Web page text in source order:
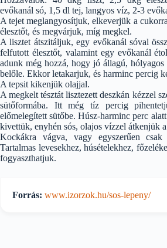
evőkanál só, 1,5 dl tej, langyos víz, 2-3
A tejet meglangyosítjuk, elkeverjük a
élesztőt, és megvárjuk, míg megkel.
A lisztet átszitáljuk, egy evőkanál sóval
felfutott élesztőt, valamint egy evőkanál
adunk még hozzá, hogy jó állagú, hólyagos
belőle. Ekkor letakarjuk, és harminc percig
A tepsit kikenjük olajjal.
A megkelt tésztát lisztezett deszkán kézzel
sütőformába. Itt még tíz percig
előmelegített sütőbe. Húsz-harminc perc
kivettük, enyhén sós, olajos vízzel átkenjük
Kockákra vágva, vagy egyszerűen
Tartalmas levesekhez, húsételekhez,
fogyaszthatjuk.
Forrás: www.izorzok.hu/sos-lepeny/